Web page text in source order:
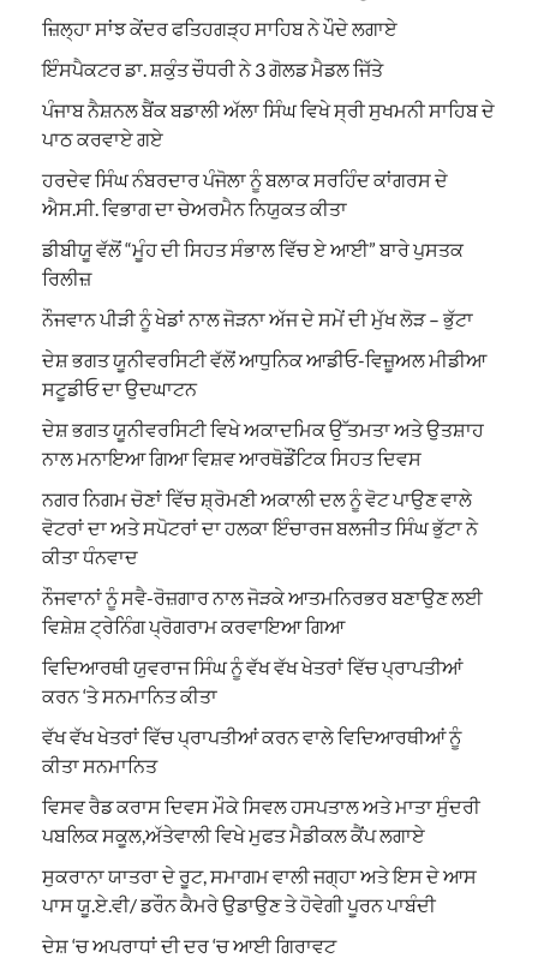
ਜ਼ਿਲ੍ਹਾ ਸਾਂਝ ਕੇਂਦਰ ਫਤਿਹਗੜ੍ਹ ਸਾਹਿਬ ਨੇ ਪੌਦੇ ਲਗਾਏ
ਇੰਸਪੈਕਟਰ ਡਾ. ਸ਼ਕੁੰਤ ਚੌਧਰੀ ਨੇ 3 ਗੋਲਡ ਮੈਡਲ ਜਿੱਤੇ
ਪੰਜਾਬ ਨੈਸ਼ਨਲ ਬੈਂਕ ਬਡਾਲੀ ਅੱਲਾ ਸਿੰਘ ਵਿਖੇ ਸ੍ਰੀ ਸੁਖਮਨੀ ਸਾਹਿਬ ਦੇ
ਪਾਠ ਕਰਵਾਏ ਗਏ
ਹਰਦੇਵ ਸਿੰਘ ਨੰਬਰਦਾਰ ਪੰਜੋਲਾ ਨੂੰ ਬਲਾਕ ਸਰਹਿੰਦ ਕਾਂਗਰਸ ਦੇ
ਐਸ.ਸੀ. ਵਿਭਾਗ ਦਾ ਚੇਅਰਮੈਨ ਨਿਯੁਕਤ ਕੀਤਾ
ਡੀਬੀਯੂ ਵੱਲੋਂ “ਮੂੰਹ ਦੀ ਸਿਹਤ ਸੰਭਾਲ ਵਿੱਚ ਏ ਆਈ” ਬਾਰੇ ਪੁਸਤਕ
ਰਿਲੀਜ਼
ਨੌਜਵਾਨ ਪੀੜੀ ਨੂੰ ਖੇਡਾਂ ਨਾਲ ਜੋੜਨਾ ਅੱਜ ਦੇ ਸਮੇਂ ਦੀ ਮੁੱਖ ਲੋੜ – ਭੁੱਟਾ
ਦੇਸ਼ ਭਗਤ ਯੂਨੀਵਰਸਿਟੀ ਵੱਲੋਂ ਆਧੁਨਿਕ ਆਡੀਓ-ਵਿਜ਼ੂਅਲ ਮੀਡੀਆ
ਸਟੂਡੀਓ ਦਾ ਉਦਘਾਟਨ
ਦੇਸ਼ ਭਗਤ ਯੂਨੀਵਰਸਿਟੀ ਵਿਖੇ ਅਕਾਦਮਿਕ ਉੱਤਮਤਾ ਅਤੇ ਉਤਸ਼ਾਹ
ਨਾਲ ਮਨਾਇਆ ਗਿਆ ਵਿਸ਼ਵ ਆਰਥੋਡੌਂਟਿਕ ਸਿਹਤ ਦਿਵਸ
ਨਗਰ ਨਿਗਮ ਚੋਣਾਂ ਵਿੱਚ ਸ਼੍ਰੋਮਣੀ ਅਕਾਲੀ ਦਲ ਨੂੰ ਵੋਟ ਪਾਉਣ ਵਾਲੇ
ਵੋਟਰਾਂ ਦਾ ਅਤੇ ਸਪੋਟਰਾਂ ਦਾ ਹਲਕਾ ਇੰਚਾਰਜ ਬਲਜੀਤ ਸਿੰਘ ਭੁੱਟਾ ਨੇ
ਕੀਤਾ ਧੰਨਵਾਦ
ਨੌਜਵਾਨਾਂ ਨੂੰ ਸਵੈ-ਰੋਜ਼ਗਾਰ ਨਾਲ ਜੋੜਕੇ ਆਤਮਨਿਰਭਰ ਬਣਾਉਣ ਲਈ
ਵਿਸ਼ੇਸ਼ ਟ੍ਰੇਨਿੰਗ ਪ੍ਰੋਗਰਾਮ ਕਰਵਾਇਆ ਗਿਆ
ਵਿਦਿਆਰਥੀ ਯੁਵਰਾਜ ਸਿੰਘ ਨੂੰ ਵੱਖ ਵੱਖ ਖੇਤਰਾਂ ਵਿੱਚ ਪ੍ਰਾਪਤੀਆਂ
ਕਰਨ ‘ਤੇ ਸਨਮਾਨਿਤ ਕੀਤਾ
ਵੱਖ ਵੱਖ ਖੇਤਰਾਂ ਵਿੱਚ ਪ੍ਰਾਪਤੀਆਂ ਕਰਨ ਵਾਲੇ ਵਿਦਿਆਰਥੀਆਂ ਨੂੰ
ਕੀਤਾ ਸਨਮਾਨਿਤ
ਵਿਸਵ ਰੈਡ ਕਰਾਸ ਦਿਵਸ ਮੌਕੇ ਸਿਵਲ ਹਸਪਤਾਲ ਅਤੇ ਮਾਤਾ ਸੁੰਦਰੀ
ਪਬਲਿਕ ਸਕੂਲ,ਅੱਤੇਵਾਲੀ ਵਿਖੇ ਮੁਫਤ ਮੈਡੀਕਲ ਕੈਂਪ ਲਗਾਏ
ਸੁਕਰਾਨਾ ਯਾਤਰਾ ਦੇ ਰੂਟ, ਸਮਾਗਮ ਵਾਲੀ ਜਗ੍ਹਾ ਅਤੇ ਇਸ ਦੇ ਆਸ
ਪਾਸ ਯੂ.ਏ.ਵੀ/ ਡਰੌਨ ਕੈਮਰੇ ਉਡਾਉਣ ਤੇ ਹੋਵੇਗੀ ਪੂਰਨ ਪਾਬੰਦੀ
ਦੇਸ਼ ‘ਚ ਅਪਰਾਧਾਂ ਦੀ ਦਰ ‘ਚ ਆਈ ਗਿਰਾਵਟ